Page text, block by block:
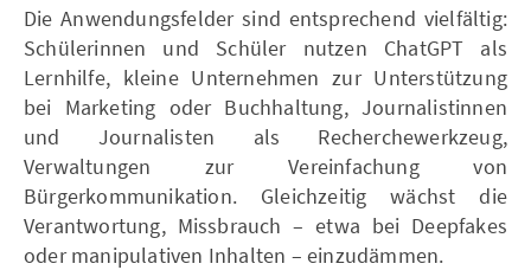
Die Anwendungsfelder sind entsprechend vielfältig:
Schülerinnen und Schüler nutzen ChatGPT als
Lernhilfe, kleine Unternehmen zur Unterstützung
bei Marketing oder Buchhaltung, Journalistinnen
und Journalisten als Recherchewerkzeug,
Verwaltungen zur Vereinfachung von
Bürgerkommunikation. Gleichzeitig wächst die
Verantwortung, Missbrauch – etwa bei Deepfakes
oder manipulativen Inhalten – einzudämmen.